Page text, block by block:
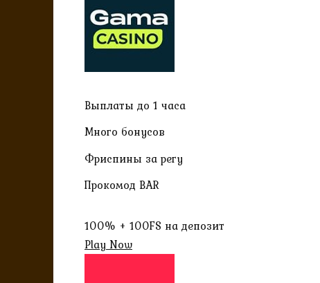
Выплаты до 1 часа
Много бонусов
Фриспины за регу
Прокомод BAR
100% + 100FS на депозит
Play Now